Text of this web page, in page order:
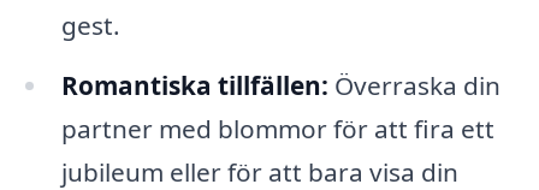
gest.
Romantiska tillfällen: Överraska din
partner med blommor för att fira ett
jubileum eller för att bara visa din